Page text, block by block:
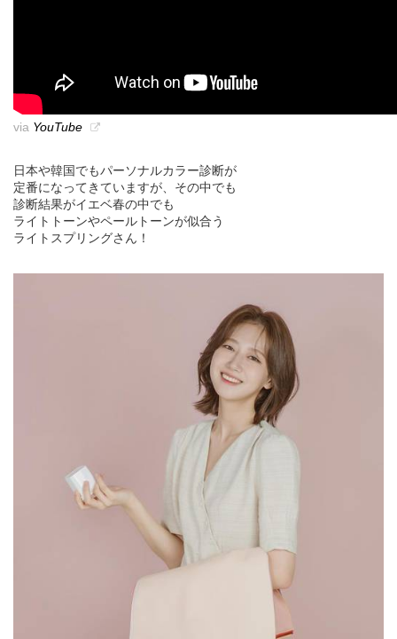
via YouTube
日本や韓国でもパーソナルカラー診断が
定番になってきていますが、その中でも
診断結果がイエベ春の中でも
ライトトーンやペールトーンが似合う
ライトスプリングさん！